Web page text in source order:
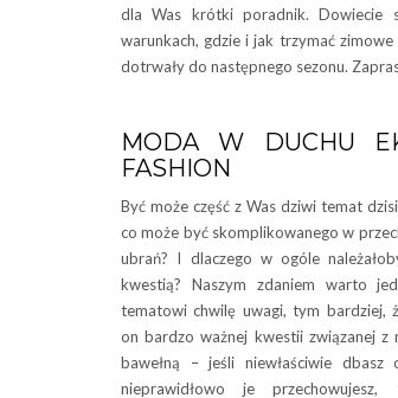
dla Was krótki poradnik. Dowiecie
warunkach, gdzie i jak trzymać
dotrwały do następnego sezonu.
MODA W DUCHU
FASHION
Być może część z Was dziwi temat
co może być skomplikowanego w
ubrań? I dlaczego w ogóle
kwestią? Naszym zdaniem warto
tematowi chwilę uwagi, tym bardziej,
on bardzo ważnej kwestii związanej z
bawełną – jeśli niewłaściwie
nieprawidłowo je